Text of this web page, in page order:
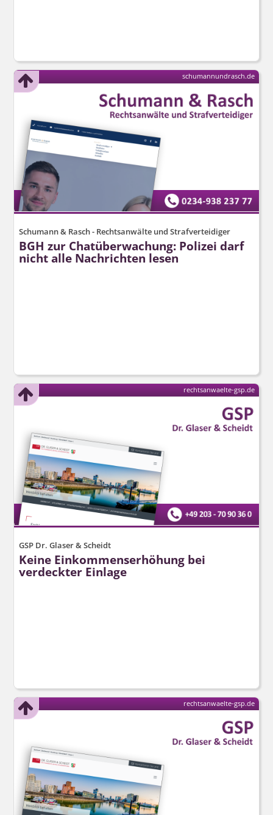
Schumann & Rasch - Rechtsanwälte und Strafverteidiger
BGH zur Chatüberwachung: Polizei darf
nicht alle Nachrichten lesen
schumannundrasch.de
GSP Dr. Glaser & Scheidt
Keine Einkommenserhöhung bei
verdeckter Einlage
rechtsanwaelte-gsp.de
rechtsanwaelte-gsp.de